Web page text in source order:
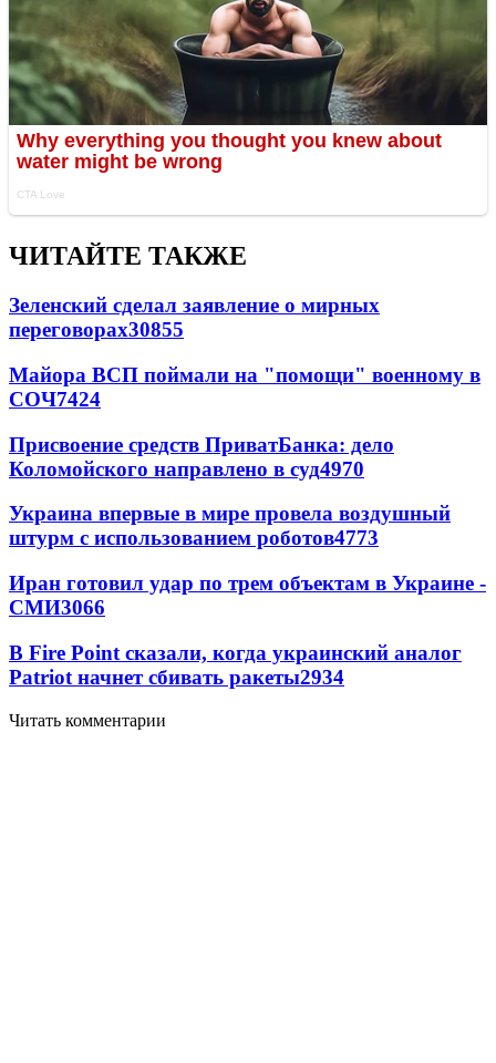
ЧИТАЙТЕ ТАКЖЕ
Зеленский сделал заявление о мирных
переговорах30855
Майора ВСП поймали на "помощи" военному в
СОЧ7424
Присвоение средств ПриватБанка: дело
Коломойского направлено в суд4970
Украина впервые в мире провела воздушный
штурм с использованием роботов4773
Иран готовил удар по трем объектам в Украине -
СМИ3066
В Fire Point сказали, когда украинский аналог
Patriot начнет сбивать ракеты2934
Читать комментарии